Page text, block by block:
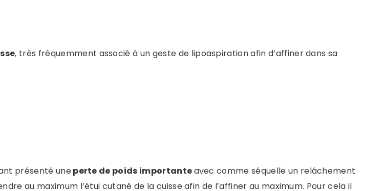
, très fréquemment associé à un geste de lipoaspiration afin d’affiner dans sa
présenté uneperte de poids importanteavec comme séquelle un relâchement
au maximum l’étui cutané de la cuisse afin de l’affiner au maximum. Pour cela il